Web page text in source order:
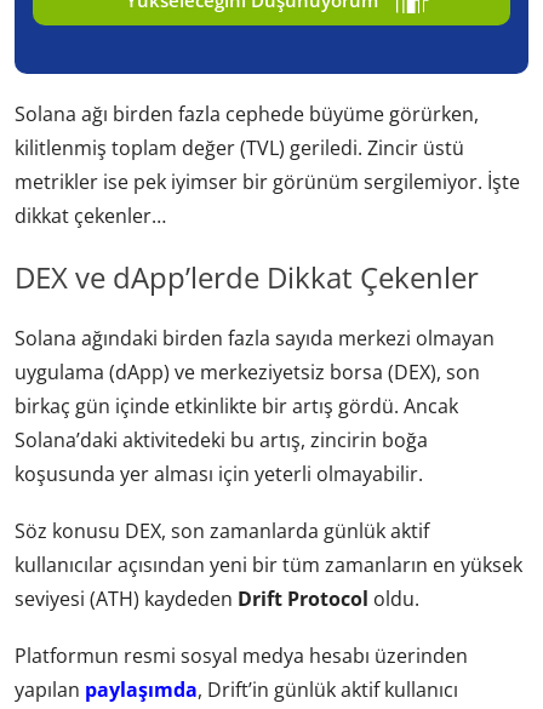
Solana ağı birden fazla cephede büyüme görürken,
kilitlenmiş toplam değer (TVL) geriledi. Zincir üstü
metrikler ise pek iyimser bir görünüm sergilemiyor. İşte
dikkat çekenler…
DEX ve dApp’lerde Dikkat Çekenler
Solana ağındaki birden fazla sayıda merkezi olmayan
uygulama (dApp) ve merkeziyetsiz borsa (DEX), son
birkaç gün içinde etkinlikte bir artış gördü. Ancak
Solana’daki aktivitedeki bu artış, zincirin boğa
koşusunda yer alması için yeterli olmayabilir.
Söz konusu DEX, son zamanlarda günlük aktif
kullanıcılar açısından yeni bir tüm zamanların en yüksek
seviyesi (ATH) kaydeden Drift Protocol oldu.
Platformun resmi sosyal medya hesabı üzerinden
yapılan paylaşımda, Drift’in günlük aktif kullanıcı